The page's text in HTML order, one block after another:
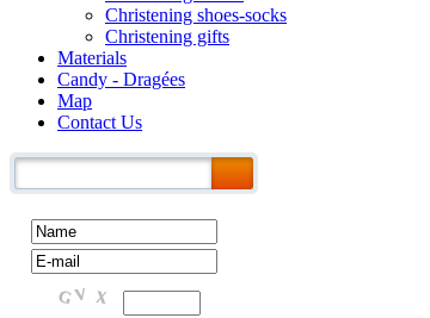
Christening shoes-socks
Christening gifts
Materials
Candy - Dragées
Map
Contact Us